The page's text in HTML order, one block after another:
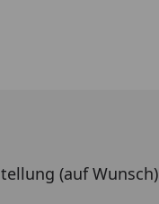
(auf Wunsch)